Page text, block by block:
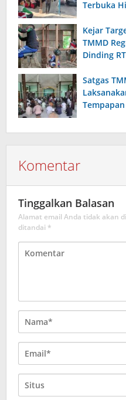
Terbuka
Kejar
TMMD
Dinding
Satgas
Komentar
Tinggalkan Balasan
Alamat email Anda tidak akan
ditandai *